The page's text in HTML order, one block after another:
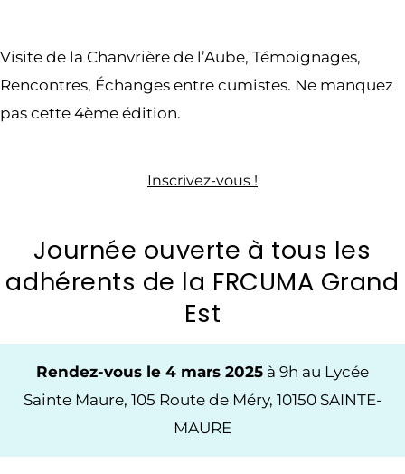
Visite de la Chanvrière de l’Aube, Témoignages,
Rencontres, Échanges entre cumistes. Ne manquez
pas cette 4ème édition.
Inscrivez-vous !
Journée ouverte à tous les
adhérents de la FRCUMA Grand
Est
Rendez-vous le 4 mars 2025 à 9h au Lycée
Sainte Maure, 105 Route de Méry, 10150 SAINTE-
MAURE